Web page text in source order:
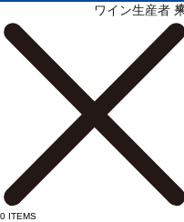
ワイン生産者
0 ITEMS